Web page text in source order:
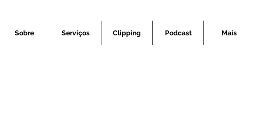
Sobre Serviços Clipping Podcast Mais